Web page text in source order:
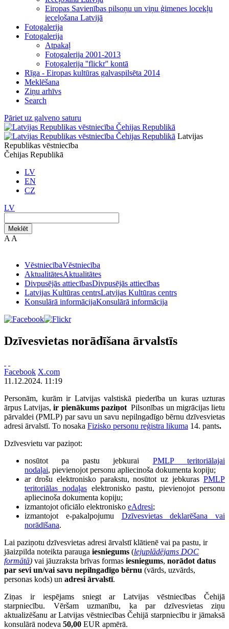
Eiropas Savienības pilsoņu un viņu ģimenes locekļu
ieceļošana Latvijā
Fotogalerija
Fotogalerija
Atpakaļ
Fotogalerija 2001-2013
Fotogalerija ''flickr'' kontā
Rīga - Eiropas kultūras galvaspilsēta 2014
Meklēšana
Ziņu arhīvs
Search
Pāriet uz galveno saturu
Latvijas
Republikas vēstniecība
Čehijas Republikā
LV
EN
CZ
LV
Meklēt
A A
VēstniecībaVēstniecība
AktualitātesAktualitātes
Divpusējās attiecībasDivpusējās attiecības
Latvijas Kultūras centrsLatvijas Kultūras centrs
Konsulārā informācijaKonsulārā informācija
Dzīvesvietas norādīšana ārvalstīs
Facebook X.com
11.12.2024. 11:19
Personām, kurām ir Latvijas valstiskā piederība un kuras uzturas
ārpus Latvijas,ir pienākums paziņotPilsonības un migrācijas lietu
pārvaldei (PMLP) par savu un savu nepilngadīgo bērnu dzīvesvietas
adresi ārvalstī. To nosaka Fizisko personu reģistra likuma 14. pants.
Dzīvesvietu var paziņot:
nosūtot pa pastu jebkurai PMLP teritoriālajai
nodaļai, pievienojot personu apliecinoša dokumenta kopiju;
ar drošu elektronisko parakstu, nosūtot uz jebkuras PMLP
teritoriālas nodaļas elektronisko pastu, pievienojot personu
apliecinoša dokumenta kopiju;
izmantojot oficiālo elektronisko eAdresi;
izmantojot e-pakalpojumu Dzīvesvietas deklarēšana vai
norādīšana.
Lai paziņotu dzīvesvietas adresi ārvalstī klātienē vai pa pastu, ir
jāaizpilda noteikta parauga iesniegums (lejuplādējams DOC
formātā) vai jāuzraksta brīvas formas iesniegums, norādot datus
par sevi un/vai savu nepilngadīgo bērnu (vārds, uzvārds,
personas kods) un adresi ārvalstī.
Ziņas ir iespējams sniegt ar Latvijas vēstniecības Čehijā
starpniecību. Vēršam uzmanību, ka par dzīvesvietas ziņu
aktualizēšanu ar Latvijas vēstniecības Čehijā starpniecību ir jāmaksā
konsulārā nodeva 50,00 EUR apmērā.